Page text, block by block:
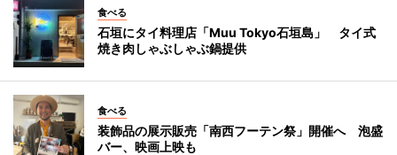
食べる
石垣にタイ料理店「Muu Tokyo石垣島」 タイ式
焼き肉しゃぶしゃぶ鍋提供
食べる
装飾品の展示販売「南西フーテン祭」開催へ 泡盛
バー、映画上映も